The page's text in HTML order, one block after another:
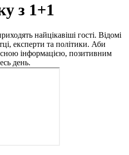
з 1+1
найцікавіші гості. Відомі
експерти та політики. Аби
інформацією, позитивним
день.